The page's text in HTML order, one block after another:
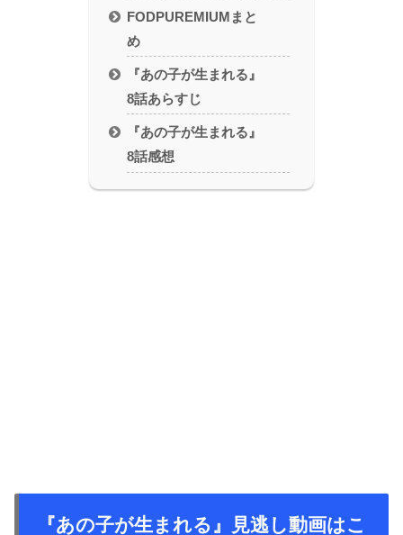
FODPUREMIUMまと
め
『あの子が生まれる』
8話あらすじ
『あの子が生まれる』
8話感想
『あの子が生まれる』見逃し動画はこ